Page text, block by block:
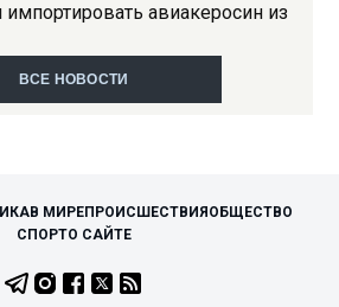
импортировать авиакеросин из
ВСЕ НОВОСТИ
В МИРЕПРОИСШЕСТВИЯ ОБЩЕСТВО
СПОРТО САЙТЕ